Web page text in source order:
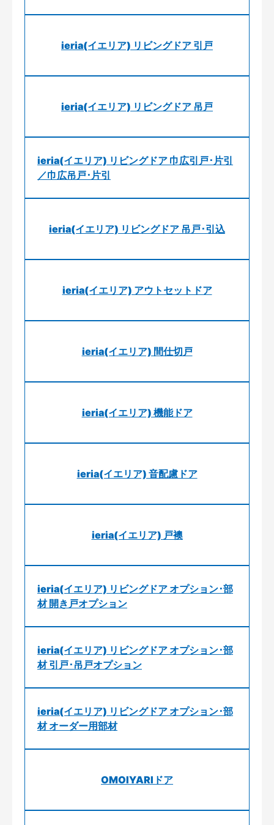
ieria(イエリア) リビングドア 引戸
ieria(イエリア) リビングドア 吊戸
ieria(イエリア) リビングドア 巾広引戸･片引
／巾広吊戸･片引
ieria(イエリア) リビングドア 吊戸･引込
ieria(イエリア) アウトセットドア
ieria(イエリア) 間仕切戸
ieria(イエリア) 機能ドア
ieria(イエリア) 音配慮ドア
ieria(イエリア) 戸襖
ieria(イエリア) リビングドア オプション･部
材 開き戸オプション
ieria(イエリア) リビングドア オプション･部
材 引戸･吊戸オプション
ieria(イエリア) リビングドア オプション･部
材 オーダー用部材
OMOIYARIドア